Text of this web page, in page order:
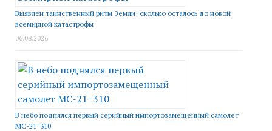
Выявлен таинственный ритм Земли: сколько осталось до новой
всемирной катастрофы
06.08.2026
В небо поднялся первый серийный импортозамещенный самолет
МС-21−310